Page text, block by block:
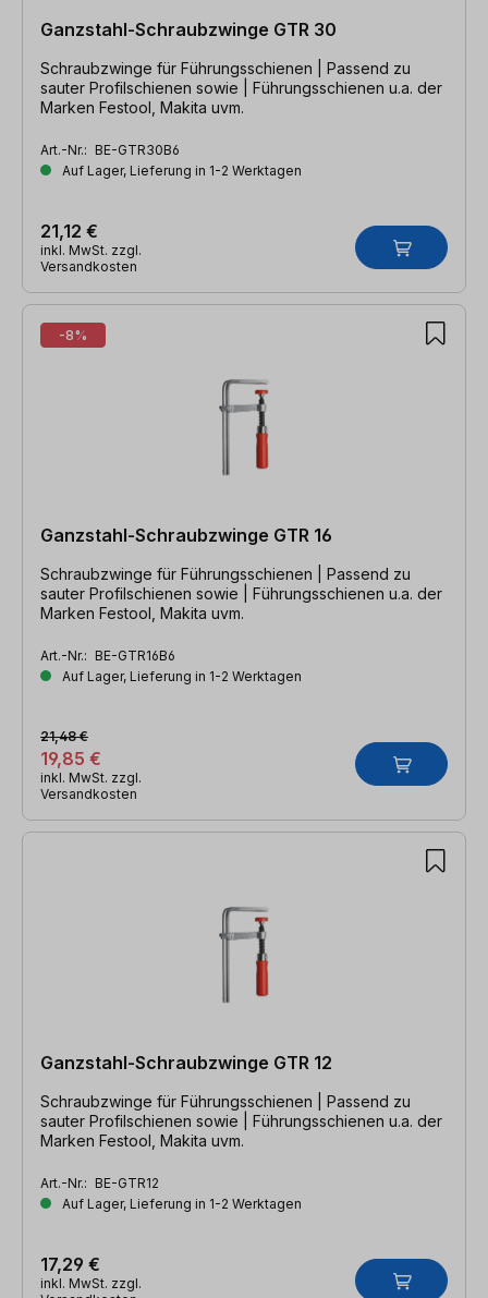
Ganzstahl-Schraubzwinge GTR 30
Schraubzwinge für Führungsschienen | Passend zu
sauter Profilschienen sowie | Führungsschienen u.a. der
Marken Festool, Makita uvm.
Art.-Nr.: BE-GTR30B6
Auf Lager, Lieferung in 1-2 Werktagen
21,12 €
inkl. MwSt. zzgl.
Versandkosten
-8%
Ganzstahl-Schraubzwinge GTR 16
Schraubzwinge für Führungsschienen | Passend zu
sauter Profilschienen sowie | Führungsschienen u.a. der
Marken Festool, Makita uvm.
Art.-Nr.: BE-GTR16B6
Auf Lager, Lieferung in 1-2 Werktagen
19,85 €
21,48 €
inkl. MwSt. zzgl.
Versandkosten
Ganzstahl-Schraubzwinge GTR 12
Schraubzwinge für Führungsschienen | Passend zu
sauter Profilschienen sowie | Führungsschienen u.a. der
Marken Festool, Makita uvm.
Art.-Nr.: BE-GTR12
Auf Lager, Lieferung in 1-2 Werktagen
17,29 €
inkl. MwSt. zzgl.